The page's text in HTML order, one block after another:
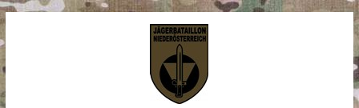
Zum
springen